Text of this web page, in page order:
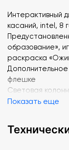
Интерактивный
касаний, intel, 8
образование»,
раскраска
флешке
Световая
светомузыкой
Проектор
Показать еще